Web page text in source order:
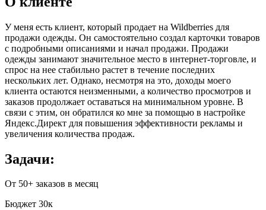
У меня есть клиент, который продает на Wildberries для
продажи одежды. Он самостоятельно создал карточки товаров
с подробными описаниями и начал продажи. Продажи
одежды занимают значительное место в интернет-торговле, и
спрос на нее стабильно растет в течение последних
нескольких лет. Однако, несмотря на это, доходы моего
клиента остаются неизменными, а количество просмотров и
заказов продолжает оставаться на минимальном уровне. В
связи с этим, он обратился ко мне за помощью в настройке
Яндекс.Директ для повышения эффективности рекламы и
увеличения количества продаж.
Задачи:
От 50+ заказов в месяц
Бюджет 30к